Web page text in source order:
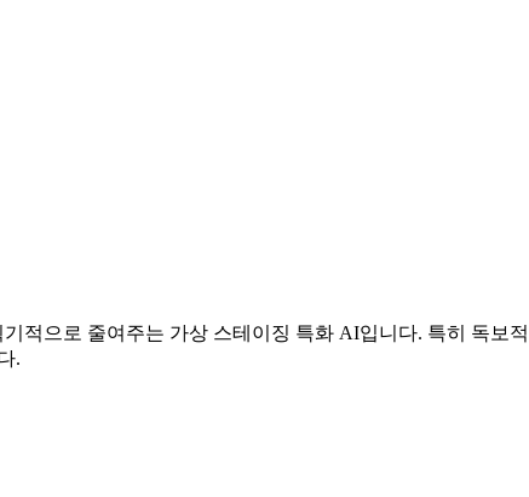
적으로 줄여주는 가상 스테이징 특화 AI입니다. 특히 독보
.